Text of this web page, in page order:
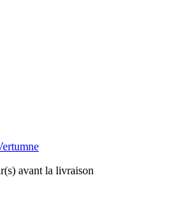
avant la livraison